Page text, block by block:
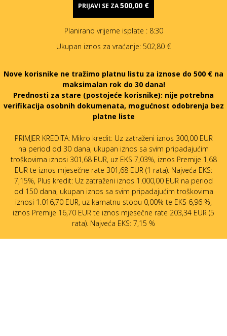
PRIJAVI SE ZA500,00 €
Planirano vrijeme isplate : 8:30
Ukupan iznos za vraćanje: 502,80 €
Nove korisnike ne tražimo platnu listu za iznose do 500 € na
maksimalan rok do 30 dana!
Prednosti za stare (postojeće korisnike): nije potrebna
verifikacija osobnih dokumenata, mogućnost odobrenja bez
platne liste
PRIMJER KREDITA: Mikro kredit: Uz zatraženi iznos 300,00 EUR
na period od 30 dana, ukupan iznos sa svim pripadajućim
troškovima iznosi 301,68 EUR, uz EKS 7,03%, iznos Premije 1,68
EUR te iznos mjesečne rate 301,68 EUR (1 rata). Najveća EKS:
7,15%, Plus kredit: Uz zatraženi iznos 1.000,00 EUR na period
od 150 dana, ukupan iznos sa svim pripadajućim troškovima
iznosi 1.016,70 EUR, uz kamatnu stopu 0,00% te EKS 6,96 %,
iznos Premije 16,70 EUR te iznos mjesečne rate 203,34 EUR (5
rata). Najveća EKS: 7,15 %